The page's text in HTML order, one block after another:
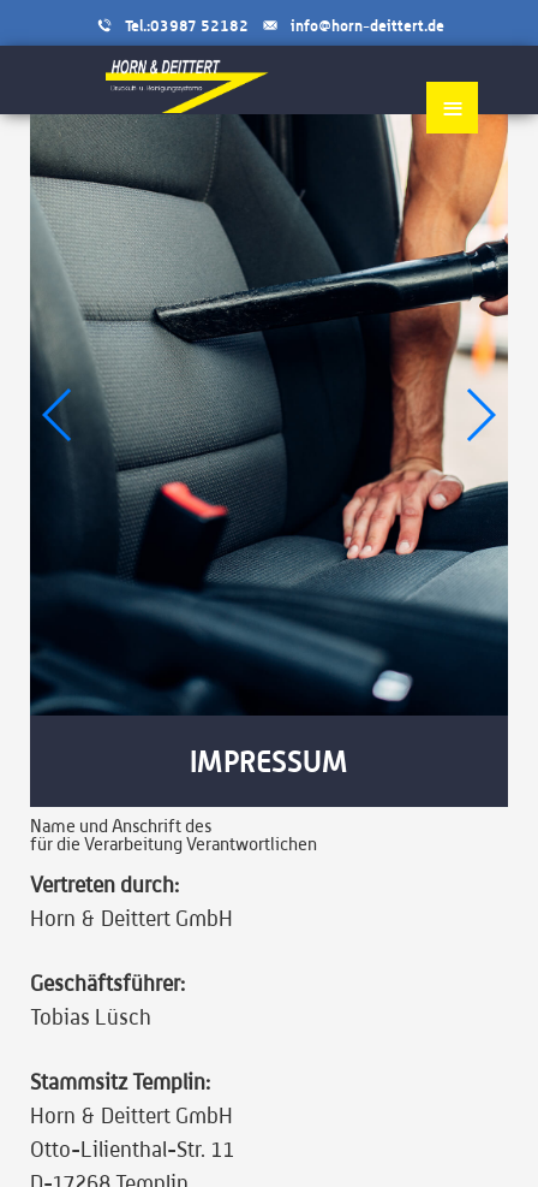
Tel.:03987 52182 info@horn-deittert.de
≡
IMPRESSUM
Name und Anschrift des
für die Verarbeitung Verantwortlichen
Vertreten durch:
Horn & Deittert GmbH
Geschäftsführer:
Tobias Lüsch
Stammsitz Templin:
Horn & Deittert GmbH
Otto-Lilienthal-Str. 11